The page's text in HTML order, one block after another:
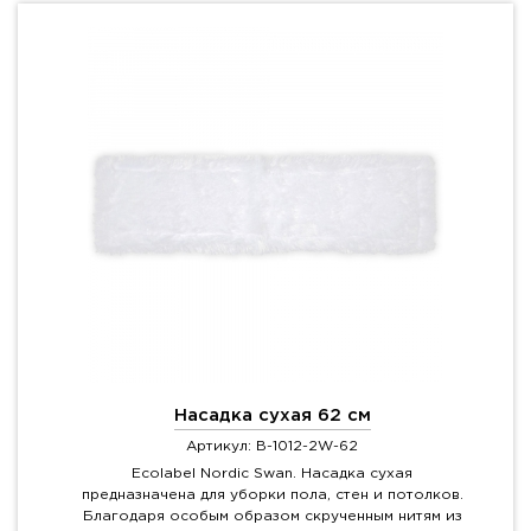
Насадка сухая 62 см
Артикул: B-1012-2W-62
Ecolabel Nordic Swan. Насадка сухая
предназначена для уборки пола, стен и потолков.
Благодаря особым образом скрученным нитям из